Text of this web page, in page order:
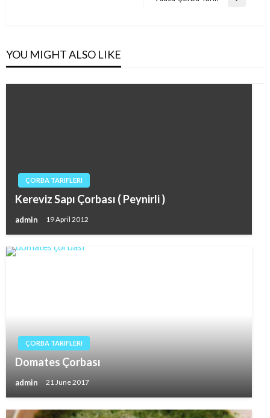
Next
YOU MIGHT ALSO LIKE
ÇORBA TARIFLERI
Kereviz Sapı Çorbası ( Peynirli )
admin 19 April 2012
ÇORBA TARIFLERI
Domates Çorbası
admin 21 June 2017